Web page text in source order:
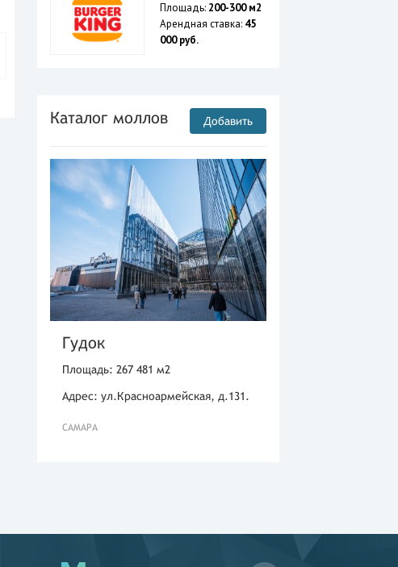
Площадь: 200-300 м2
Арендная ставка: 45
000 руб.
Каталог моллов Добавить
Гудок
Площадь: 267 481 м2
Адрес: ул.Красноармейская, д.131.
САМАРА